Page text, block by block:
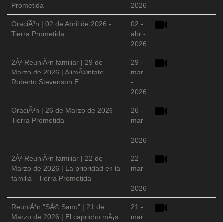
Prometida 2026
OraciÃ³n | 02 de Abril de 2026 -
Tierra Prometida
02 -
abr -
2026
2Âª ReuniÃ³n familiar | 29 de
Marzo de 2026 | AlimÃ©ntate -
Roberto Stevenson E.
29 -
mar
-
2026
OraciÃ³n | 26 de Marzo de 2026 -
Tierra Prometida
26 -
mar
-
2026
2Âª ReuniÃ³n familiar | 22 de
Marzo de 2026 | La prioridad en la
familia - Tierra Prometida
22 -
mar
-
2026
ReuniÃ³n "SÃ© Sano" | 21 de
Marzo de 2026 | El capricho mÃ¡s
21 -
mar